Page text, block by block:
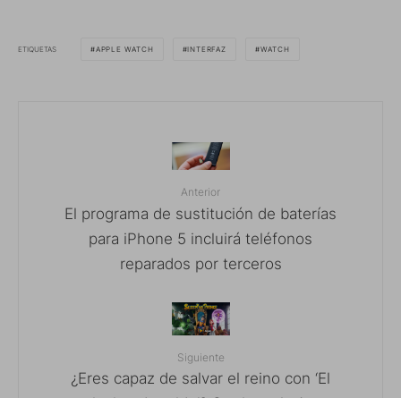
ETIQUETAS APPLE WATCH INTERFAZ WATCH
Anterior
El programa de sustitución de baterías
para iPhone 5 incluirá teléfonos
reparados por terceros
Siguiente
¿Eres capaz de salvar el reino con ‘El